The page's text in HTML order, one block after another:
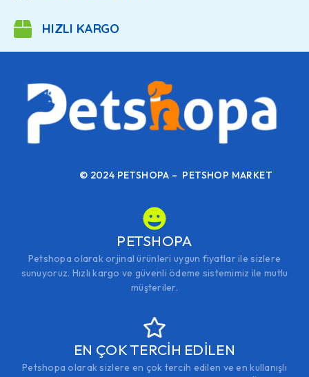
HIZLI KARGO
© 2024 PETSHOPA – PETSHOP MARKET
PETSHOPA
Petshopa olarak orjinal ürünleri uygun fiyatlar ile sizlere
sunuyoruz. Hızlı kargo ve güvenli ödeme sistemimiz ile mutlu
müşteriler.
EN ÇOK TERCİH EDİLEN
Petshopa olarak sizlere en çok tercih edilen ve en kullanışlı